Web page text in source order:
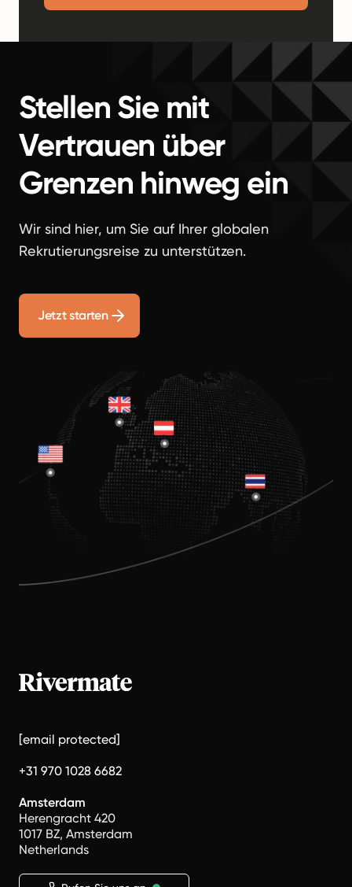
Stellen Sie mit
Vertrauen über
Grenzen hinweg ein
Wir sind hier, um Sie auf Ihrer globalen
Rekrutierungsreise zu unterstützen.
Jetzt starten
[email protected]
+31 970 1028 6682
Amsterdam
Herengracht 420
1017 BZ, Amsterdam
Netherlands